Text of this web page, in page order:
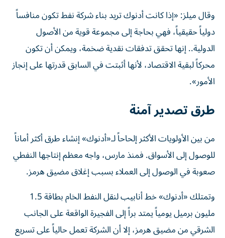
وقال ميلز: «إذا كانت أدنوك تريد بناء شركة نفط تكون منافساً
دولياً حقيقياً، فهي بحاجة إلى مجموعة قوية من الأصول
الدولية.. إنها تحقق تدفقات نقدية ضخمة، ويمكن أن تكون
محركاً لبقية الاقتصاد، لأنها أثبتت في السابق قدرتها على إنجاز
الأمور».
طرق تصدير آمنة
من بين الأولويات الأكثر إلحاحاً لـ«أدنوك» إنشاء طرق أكثر أماناً
للوصول إلى الأسواق. فمنذ مارس، واجه معظم إنتاجها النفطي
صعوبة في الوصول إلى العملاء بسبب إغلاق مضيق هرمز.
وتمتلك «أدنوك» خط أنابيب لنقل النفط الخام بطاقة 1.5
مليون برميل يومياً يمتد براً إلى الفجيرة الواقعة على الجانب
الشرقي من مضيق هرمز، إلا أن الشركة تعمل حالياً على تسريع